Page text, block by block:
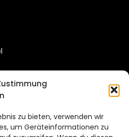
zu bieten, verwenden wir
um Geräteinformationen zu